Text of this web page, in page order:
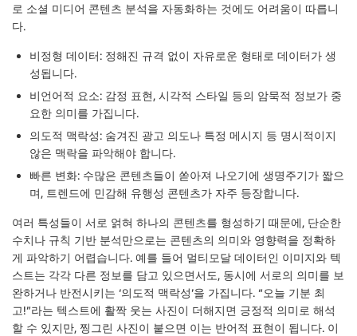
로 소셜 미디어 콘텐츠 분석을 자동화하는 것에도 어려움이 따릅니
다.
비정형 데이터: 정해진 규격 없이 자유로운 형태로 데이터가 생
성됩니다.
비언어적 요소: 감정 표현, 시각적 스타일 등의 암묵적 정보가 중
요한 의미를 가집니다.
의도적 맥락성: 숨겨진 광고 의도나 특정 메시지 등 명시적이지
않은 맥락을 파악해야 합니다.
빠른 변화: 수많은 콘텐츠들이 쏟아져 나오기에 생명주기가 짧으
며, 트렌드에 민감해 유행성 콘텐츠가 자주 등장합니다.
여러 특성들이 서로 얽혀 하나의 콘텐츠를 형성하기 때문에, 단순한
수치나 규칙 기반 분석만으로는 콘텐츠의 의미와 영향력을 정확하
게 파악하기 어렵습니다. 예를 들어 멀티모달 데이터인 이미지와 텍
스트는 각각 다른 정보를 담고 있으면서도, 동시에 서로의 의미를 보
완하거나 반전시키는 ‘의도적 맥락성’을 가집니다. “오늘 기분 최
고!”라는 텍스트에 활짝 웃는 사진이 더해지면 긍정적 의미로 해석
할 수 있지만, 찡그린 사진이 붙으면 이는 반어적 표현이 됩니다. 이